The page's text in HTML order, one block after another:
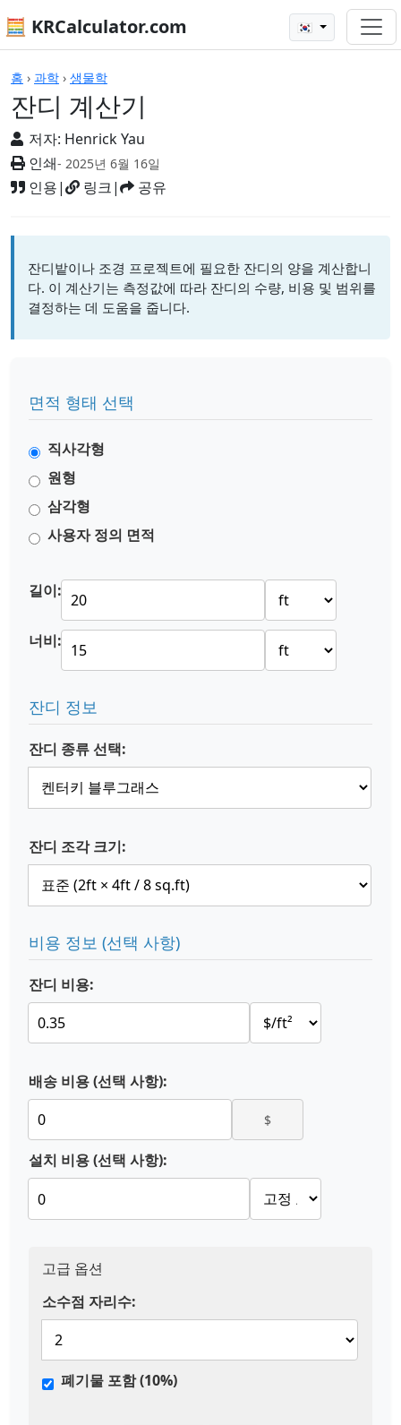
🧮 KRCalculator.com 🇰🇷
홈 › 과학 › 생물학
잔디 계산기
저자: Henrick Yau
인쇄- 2025년 6월 16일
인용| 링크| 공유
계산기
잔디밭이나 조경 프로젝트에 필요한 잔디의 양을 계산합니
다. 이 계산기는 측정값에 따라 잔디의 수량, 비용 및 범위를
결정하는 데 도움을 줍니다.
면적 형태 선택
직사각형
원형
삼각형
사용자 정의 면적
길이:
너비:
잔디 정보
잔디 종류 선택:
잔디 조각 크기:
비용 정보 (선택 사항)
잔디 비용:
배송 비용 (선택 사항):
$
설치 비용 (선택 사항):
고급 옵션
소수점 자리수:
폐기물 포함 (10%)